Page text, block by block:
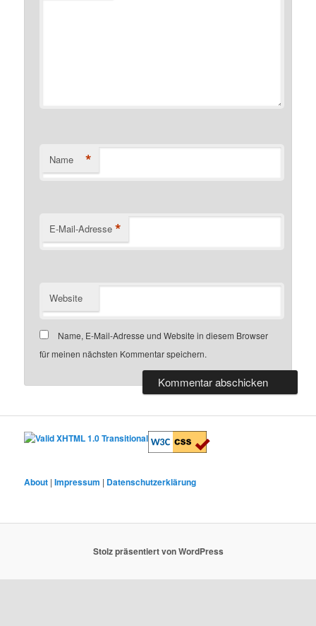
Name *
E-Mail-Adresse *
Website
Name, E-Mail-Adresse und Website in diesem Browser
für meinen nächsten Kommentar speichern.
About |Impressum | Datenschutzerklärung
Stolz präsentiert von WordPress